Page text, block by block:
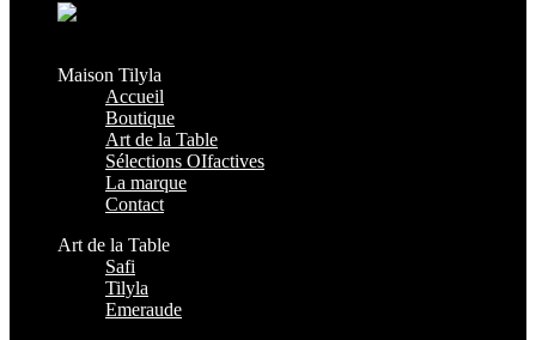
Maison Tilyla
Accueil
Boutique
Art de la Table
Sélections OIfactives
La marque
Contact
Art de la Table
Safi
Tilyla
Emeraude